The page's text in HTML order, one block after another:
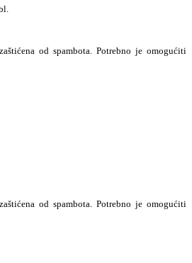
od spambota. Potrebno je omogućiti
od spambota. Potrebno je omogućiti